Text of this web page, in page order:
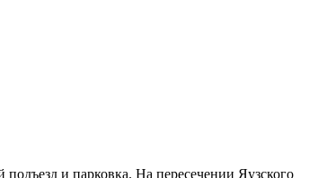
и парковка. На пересечении Яузского